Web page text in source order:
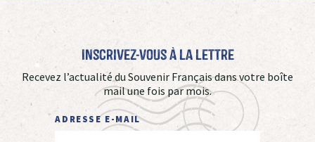
Inscrivez-vous à La Lettre
Recevez l’actualité du Souvenir Français dans votre boîte
mail une fois par mois.
ADRESSE E-MAIL